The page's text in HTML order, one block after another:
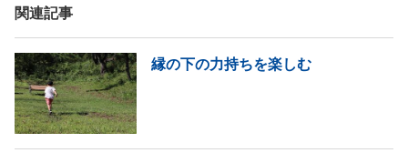
関連記事
縁の下の力持ちを楽しむ